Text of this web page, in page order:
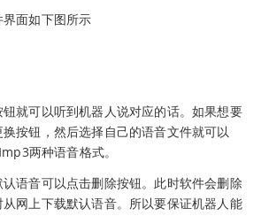
面如下图所示
就可以听到机器人说对应的话。如果想要
按钮，然后选择自己的语音文件就可以
两种语音格式。
语音可以点击删除按钮。此时软件会删除
网上下载默认语音。所以要保证机器人能